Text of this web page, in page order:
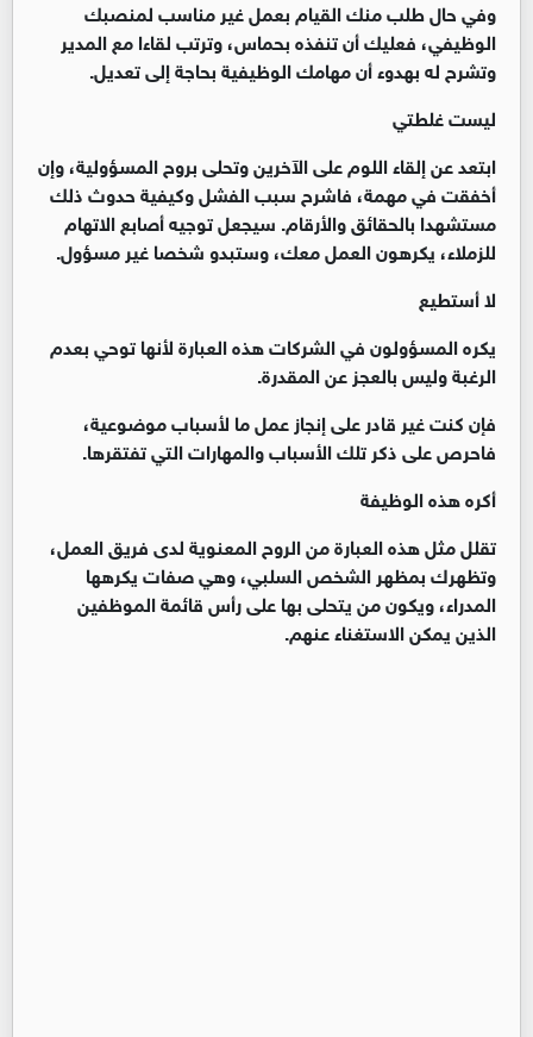
وفي حال طلب منك القيام بعمل غير مناسب لمنصبك
الوظيفي، فعليك أن تنفذه بحماس، وترتب لقاءا مع المدير
وتشرح له بهدوء أن مهامك الوظيفية بحاجة إلى تعديل.
ليست غلطتي
ابتعد عن إلقاء اللوم على الآخرين وتحلى بروح المسؤولية، وإن
أخفقت في مهمة، فاشرح سبب الفشل وكيفية حدوث ذلك
مستشهدا بالحقائق والأرقام. سيجعل توجيه أصابع الاتهام
للزملاء، يكرهون العمل معك، وستبدو شخصا غير مسؤول.
لا أستطيع
يكره المسؤولون في الشركات هذه العبارة لأنها توحي بعدم
الرغبة وليس بالعجز عن المقدرة.
فإن كنت غير قادر على إنجاز عمل ما لأسباب موضوعية،
فاحرص على ذكر تلك الأسباب والمهارات التي تفتقرها.
أكره هذه الوظيفة
تقلل مثل هذه العبارة من الروح المعنوية لدى فريق العمل،
وتظهرك بمظهر الشخص السلبي، وهي صفات يكرهها
المدراء، ويكون من يتحلى بها على رأس قائمة الموظفين
الذين يمكن الاستغناء عنهم.